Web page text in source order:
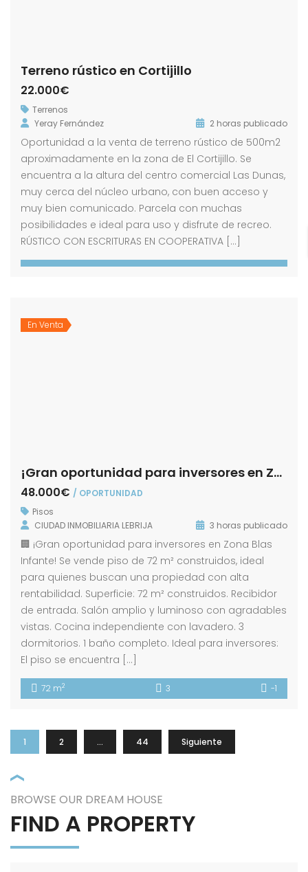
Terreno rústico en Cortijillo
22.000€
Terrenos
Yeray Fernández
2 horas publicado
Oportunidad a la venta de terreno rústico de 500m2
aproximadamente en la zona de El Cortijillo. Se
encuentra a la altura del centro comercial Las Dunas,
muy cerca del núcleo urbano, con buen acceso y
muy bien comunicado. Parcela con muchas
posibilidades e ideal para uso y disfrute de recreo.
RÚSTICO CON ESCRITURAS EN COOPERATIVA […]
En Venta
¡Gran oportunidad para inversores en Zona Blas Infante!
48.000€ / OPORTUNIDAD
Pisos
CIUDAD INMOBILIARIA LEBRIJA
3 horas publicado
🏢 ¡Gran oportunidad para inversores en Zona Blas
Infante! Se vende piso de 72 m² construidos, ideal
para quienes buscan una propiedad con alta
rentabilidad. Superficie: 72 m² construidos. Recibidor
de entrada. Salón amplio y luminoso con agradables
vistas. Cocina independiente con lavadero. 3
dormitorios. 1 baño completo. Ideal para inversores:
El piso se encuentra […]
72 m2 3 -1
1 2 … 44 Siguiente
BROWSE OUR DREAM HOUSE
FIND A PROPERTY